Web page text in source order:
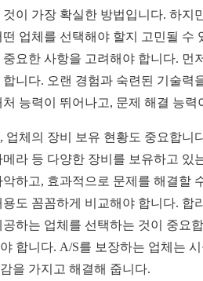
것이 가장 확실한 방법입니다. 하지
떤 업체를 선택해야 할지 고민될 수
중요한 사항을 고려해야 합니다. 먼
합니다. 오랜 경험과 숙련된 기술력
처 능력이 뛰어나고, 문제 해결 능력
업체의 장비 보유 현황도 중요합니
메라 등 다양한 장비를 보유하고 있
악하고, 효과적으로 문제를 해결할
용도 꼼꼼하게 비교해야 합니다. 합
공하는 업체를 선택하는 것이 중요
합니다. A/S를 보장하는 업체는
을 가지고 해결해 줍니다.